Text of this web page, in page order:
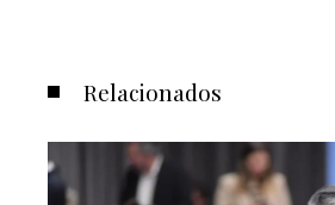
Relacionados